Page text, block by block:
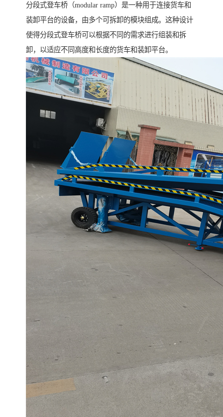
分段式登车桥（modular ramp）是一种用于连接货车和
装卸平台的设备，由多个可拆卸的模块组成。这种设计
使得分段式登车桥可以根据不同的需求进行组装和拆
卸，以适应不同高度和长度的货车和装卸平台。